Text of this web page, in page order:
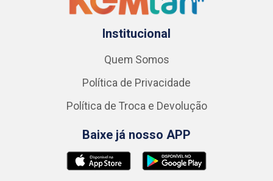
Institucional
Quem Somos
Política de Privacidade
Política de Troca e Devolução
Baixe já nosso APP